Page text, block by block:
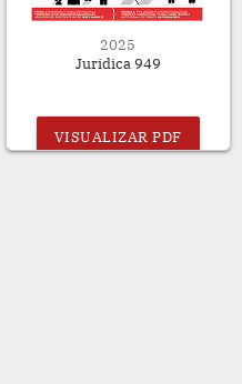
2025
Juridica 949
VISUALIZAR PDF